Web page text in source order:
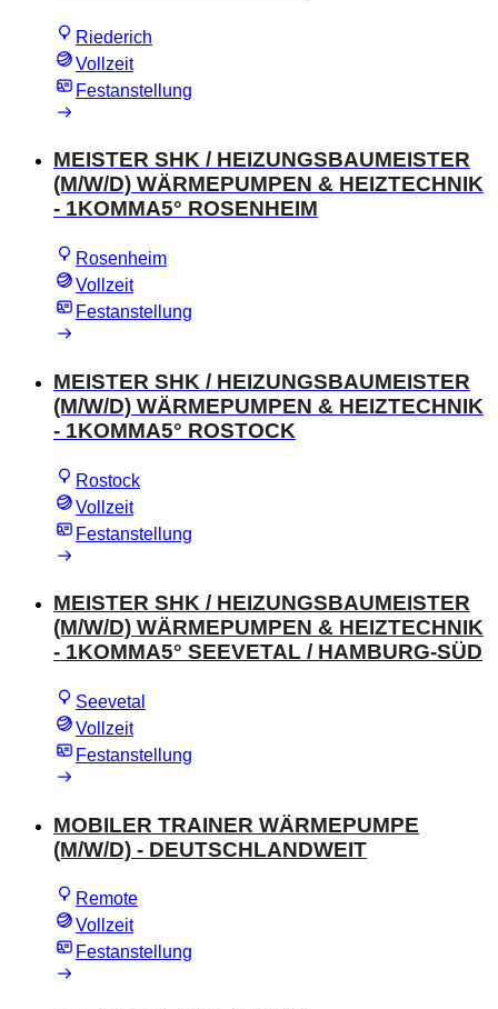
Riederich
Vollzeit
Festanstellung
MEISTER SHK / HEIZUNGSBAUMEISTER
(M/W/D) WÄRMEPUMPEN & HEIZTECHNIK
- 1KOMMA5° ROSENHEIM
Rosenheim
Vollzeit
Festanstellung
MEISTER SHK / HEIZUNGSBAUMEISTER
(M/W/D) WÄRMEPUMPEN & HEIZTECHNIK
- 1KOMMA5° ROSTOCK
Rostock
Vollzeit
Festanstellung
MEISTER SHK / HEIZUNGSBAUMEISTER
(M/W/D) WÄRMEPUMPEN & HEIZTECHNIK
- 1KOMMA5° SEEVETAL / HAMBURG-SÜD
Seevetal
Vollzeit
Festanstellung
MOBILER TRAINER WÄRMEPUMPE
(M/W/D) - DEUTSCHLANDWEIT
Remote
Vollzeit
Festanstellung